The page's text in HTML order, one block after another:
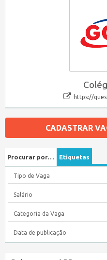
https://
CADASTRAR
Procurar por… Etiquetas
Tipo de Vaga
Salário
Categoria da Vaga
Data de publicação